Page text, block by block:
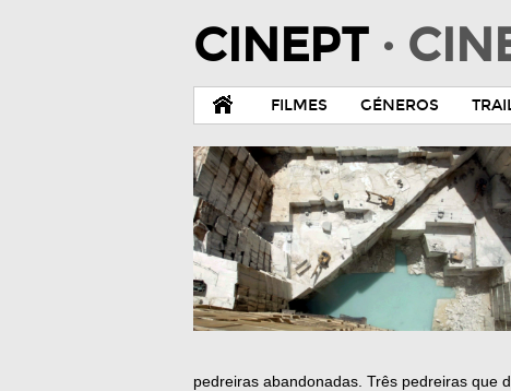
CINEPT ·
FILMES GÉNEROS
pedreiras abandonadas. Três pedreiras que